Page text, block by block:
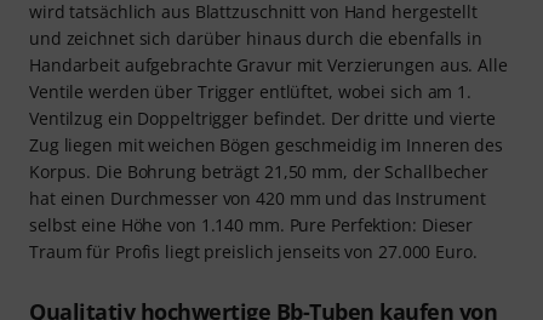
Ganz oben ins Sterneregal gegriffen - mehr
geht kaum noch
Ein Beispiel für außerordentlich hohe Qualität,
zugegebenermaßen auch mit einem nicht zu
unterschätzenden Preis ausgestattet, ist dieMelton 197/2-S
Bb-Tuba "Original", eine 5/4-Tuba, die Blasmusiker ins
Schwärmen und Staunen zugleich versetzt. Das Instrument
wird tatsächlich aus Blattzuschnitt von Hand hergestellt
Handarbeit aufgebrachte Gravur mit Verzierungen aus. Alle